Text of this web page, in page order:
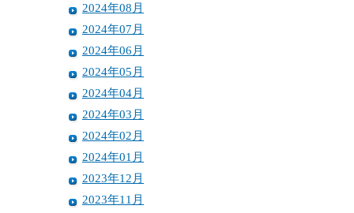
2024年08月
2024年07月
2024年06月
2024年05月
2024年04月
2024年03月
2024年02月
2024年01月
2023年12月
2023年11月